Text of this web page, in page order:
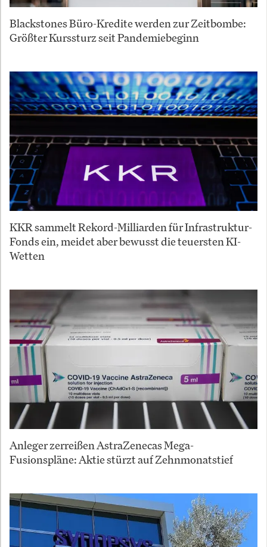
Blackstones Büro-Kredite werden zur Zeitbombe:
Größter Kurssturz seit Pandemiebeginn
KKR sammelt Rekord-Milliarden für Infrastruktur-
Fonds ein, meidet aber bewusst die teuersten KI-
Wetten
Anleger zerreißen AstraZenecas Mega-
Fusionspläne: Aktie stürzt auf Zehnmonatstief